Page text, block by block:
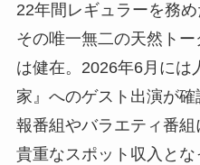
22年間レギュラーを務
その唯一無二の天然ト
は健在。2026年6月には
家』へのゲスト出演が
報番組やバラエティ番組
貴重なスポット収入とな